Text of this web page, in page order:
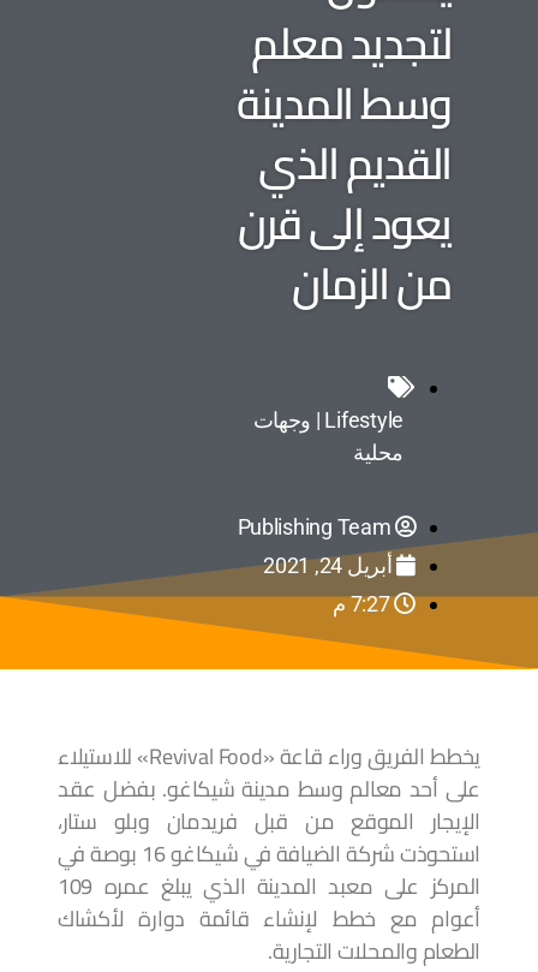
لتجديد معلم
وسط المدينة
القديم الذي
يعود إلى قرن
من الزمان
Lifestyle | وجهات
محلية
Publishing Team
أبريل 24, 2021
7:27 م
يخطط الفريق وراء قاعة «Revival Food» للاستيلاء
على أحد معالم وسط مدينة شيكاغو. بفضل عقد
الإيجار الموقع من قبل فريدمان وبلو ستار،
استحوذت شركة الضيافة في شيكاغو 16 بوصة في
المركز على معبد المدينة الذي يبلغ عمره 109
أعوام مع خطط لإنشاء قائمة دوارة لأكشاك
الطعام والمحلات التجارية.